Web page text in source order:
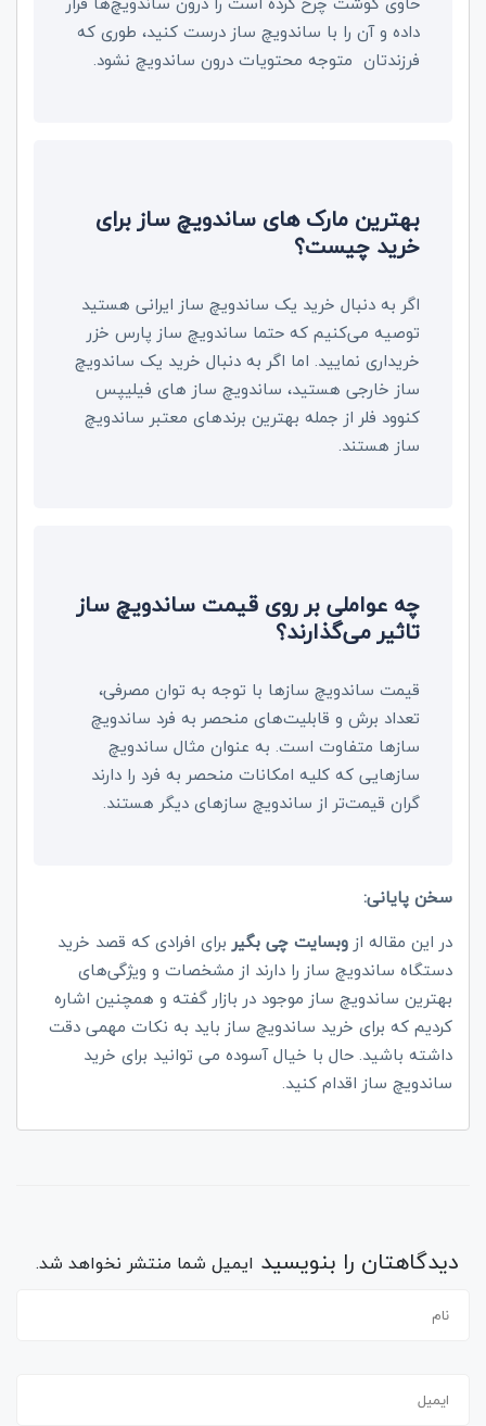
داده و آن را با ساندویچ ساز درست کنید، طوری که
فرزندتان متوجه محتویات درون ساندویچ نشود.
بهترین مارک های ساندویچ ‌ساز برای
خرید چیست؟
اگر به دنبال خرید یک ساندویچ ساز ایرانی هستید
توصیه می‌کنیم که حتما ساندویچ ساز پارس خزر
خریداری نمایید. اما اگر به دنبال خرید یک ساندویچ
ساز خارجی هستید، ساندویچ ساز های فیلیپس
کنوود فلر از جمله بهترین برندهای معتبر ساندویچ
ساز هستند.
چه عواملی بر روی قیمت ساندویچ ساز
تاثیر می‌گذارند؟
قیمت ساندویچ سازها با توجه به توان مصرفی،
تعداد برش و قابلیت‌های منحصر به فرد ساندویچ
سازها متفاوت است. به عنوان مثال ساندویچ‌
سازهایی که کلیه امکانات منحصر به فرد را دارند
گران‌ قیمت‌تر از ساندویچ سازهای دیگر هستند.
سخن پایانی:
در این مقاله از وبسایت چی بگیربرای افرادی که قصد خرید
دستگاه ساندویچ ساز را دارند از مشخصات و ویژگی‌های
بهترین ساندویچ ساز موجود در بازار گفته و همچنین اشاره
کردیم که برای خرید ساندویچ ساز باید به نکات مهمی دقت
داشته باشید. حال با خیال آسوده می توانید برای خرید
ساندویچ ساز اقدام کنید.
دیدگاهتان را بنویسید ایمیل شما منتشر نخواهد شد.